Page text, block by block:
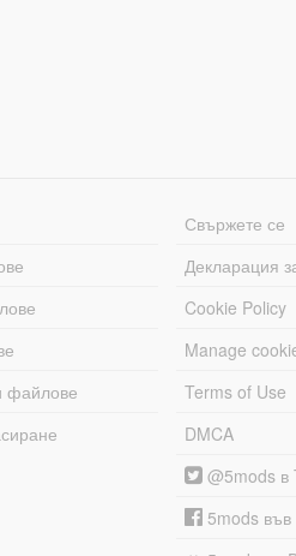
файлове
Свържете се
Декларация
Cookie Policy
Manage
Terms of Use
DMCA
@5mods в
5mods